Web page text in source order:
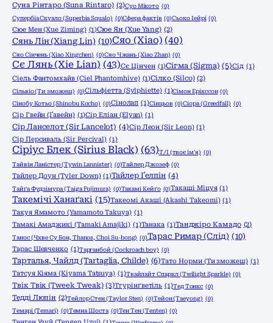
Суна Рінтаро (Suna Rintaro) (2)Суо Мікото (0)
Супербіа Скуало (Superbia Squalo) (0)Сфера фактів (0)Сьоко Іейрі (0)
Сюе Мен (Xue Ziming) (1)Сюе Ян (Xue Yang) (2)
Сянь Лін (Xiang Lin) (10)Сяо (Xiao) (40)
Сяо Сінчень (Xiao Xingchen) (0)Сяо Чжань (Xiao Zhan) (0)
Сє Лянь (Xie Lian) (43)Сє Цінчен (1)Сігма (Sigma) (5)Сід (1)
Сіель Фантомхайв (Ciel Phantomhive) (1)Сілко (Silco) (2)
Сільвіо (Ти зможеш) (0)Сільфіетта (Sylphiette) (1)Сімон Ерікссон (0)
Сінобу Котьо (Shinobu Kocho) (0)Сінолап (1)Сінцьов (0)Сіора (Greedfall) (0)
Сір Гвейн (Ґавейн) (1)Сір Еліан (Elyan) (1)
Сір Ланселот (Sir Lancelot) (4)Сір Леон (Sir Leon) (1)
Сір Персиваль (Sir Percival) (1)
Сіріус Блек (Sirius Black) (63)Т/І (твоє ім'я) (0)
Тайвін Ланістер (Tywin Lannister) (0)Тайлер Джозеф (0)
Тайлер Доун (Tyler Down) (1)Тайлер Ґелпін (4)
Тайґа Фудзімура (Taiga Fujimura) (0)Такамі Кейґо (0)Такаші Міцуя (1)
Такемічі Ханаґакі (15)Такеомі Акаші (Akashi Takeomi) (1)
Такуя Ямамото (Yamamoto Takuya) (1)
Тамакі Амаджикі (Tamaki Amajiki) (1)Танака (1)Танджіро Камадо (2)
Танос (Чхве Су Бон, Thanos, Choi Su-bong) (0)Тарас Римар (Слід) (10)
Тарас Шевченко (1)Тарганбой (Cockroach boy) (0)
Тарталья, Чайлд (Tartaglia, Childe) (6)Тато Норми (Ти зможеш) (1)
Татсуя Кіяма (Kiyama Tatsuya) (1)Твайлайт Спаркл (Twilight Sparkle) (0)
Твік Твік (Tweek Tweak) (3)Тгурінґветіль (1)Тед Тонкс (0)
Тедді Люпін (2)Тейлор Стен (Taylor Sten) (0)Тейон (Taeyong) (0)
Темарі (Temari) (0)Темна Шоста (0)Тен Тен (Tenten) (0)